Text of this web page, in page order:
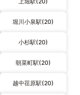
堀川小泉駅(20)
小杉駅(20)
朝菜町駅(20)
越中荏原駅(20)